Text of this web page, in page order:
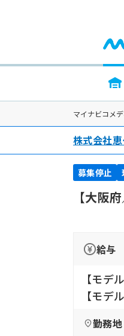
マイナビコメ
株式会社
募集停止
【大阪
給与
【モデ
【モデ
勤務地